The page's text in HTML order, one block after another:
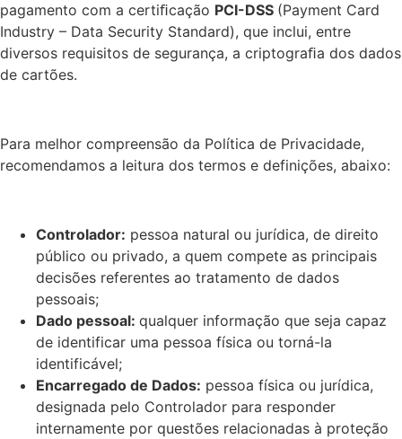
pagamento com a certiﬁcação PCI-DSS (Payment Card
Industry – Data Security Standard), que inclui, entre
diversos requisitos de segurança, a criptograﬁa dos dados
de cartões.
Para melhor compreensão da Política de Privacidade,
recomendamos a leitura dos termos e definições, abaixo:
Controlador: pessoa natural ou jurídica, de direito
público ou privado, a quem compete as principais
decisões referentes ao tratamento de dados
pessoais;
Dado pessoal: qualquer informação que seja capaz
de identificar uma pessoa física ou torná-la
identificável;
Encarregado de Dados: pessoa física ou jurídica,
designada pelo Controlador para responder
internamente por questões relacionadas à proteção